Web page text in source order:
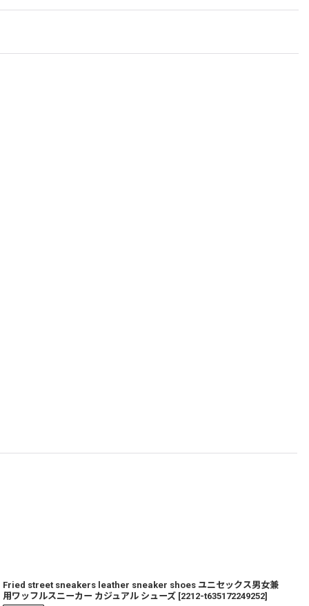
Fried street sneakers leather sneaker shoes ユニセックス男女兼
用ワッフルスニーカー カジュアル シューズ [2212-t635172249252]